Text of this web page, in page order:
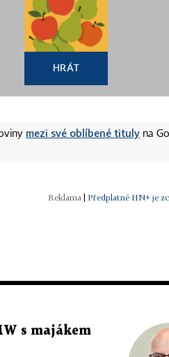
HRÁT
mezi své oblíbené tituly na
Předplatné HN+ je
s majákem